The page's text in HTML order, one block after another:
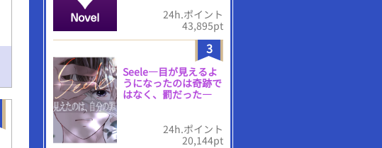
24h.ポイント
43,895pt
3
Seele―目が見えるよ
うになったのは奇跡で
はなく、罰だった―
24h.ポイント
20,144pt